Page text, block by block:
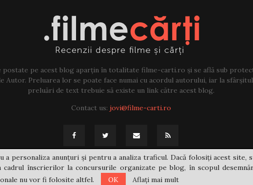
postate pe acest blog aparțin în totalitate filme-carti.ro și se află sub
Autor. Preluarea lor se poate face numai cu acordul autorului, iar la
preluări de text trebuie să existe un link către acest blog.
Contact us: jovi@filme-carti.ro
@2021 - filme-carti.ro
personaliza anunțuri și pentru a analiza traficul. Dacă folosiți acest
înscrierilor la concursurile organizate pe blog, în scopul
nu vor fi folosite altfel.
OK Aflați mai mult